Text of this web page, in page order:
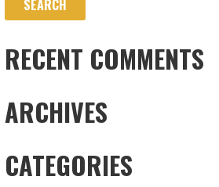
R
C
H
O
:
RECENT COMMENTS
ARCHIVES
CATEGORIES